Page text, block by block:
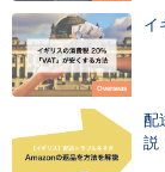
Overseas
イ
配
説